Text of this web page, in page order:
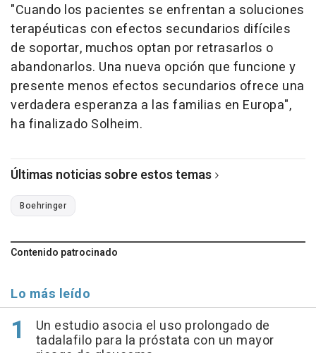
"Cuando los pacientes se enfrentan a soluciones
terapéuticas con efectos secundarios difíciles
de soportar, muchos optan por retrasarlos o
abandonarlos. Una nueva opción que funcione y
presente menos efectos secundarios ofrece una
verdadera esperanza a las familias en Europa",
ha finalizado Solheim.
Últimas noticias sobre estos temas
Boehringer
Contenido patrocinado
Lo más leído
Un estudio asocia el uso prolongado de
tadalafilo para la próstata con un mayor